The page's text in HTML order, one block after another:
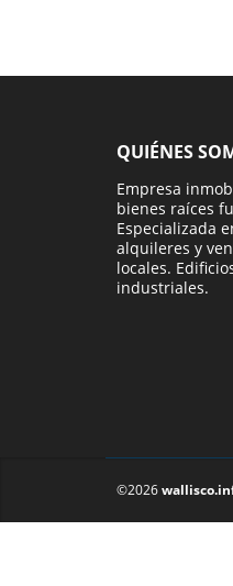
QUIÉNES
Empresa
bienes raíces
Especializada
alquileres y
locales.
industriales.
©2026